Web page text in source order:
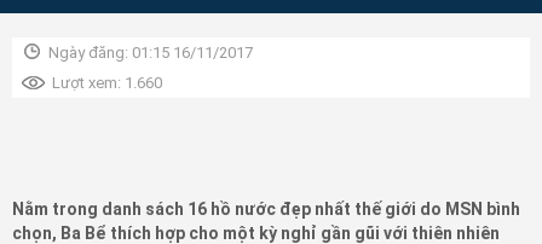
Ngày đăng: 01:15 16/11/2017
Lượt xem: 1.660
Nằm trong danh sách 16 hồ nước đẹp nhất thế giới do MSN bình
chọn, Ba Bể thích hợp cho một kỳ nghỉ gần gũi với thiên nhiên